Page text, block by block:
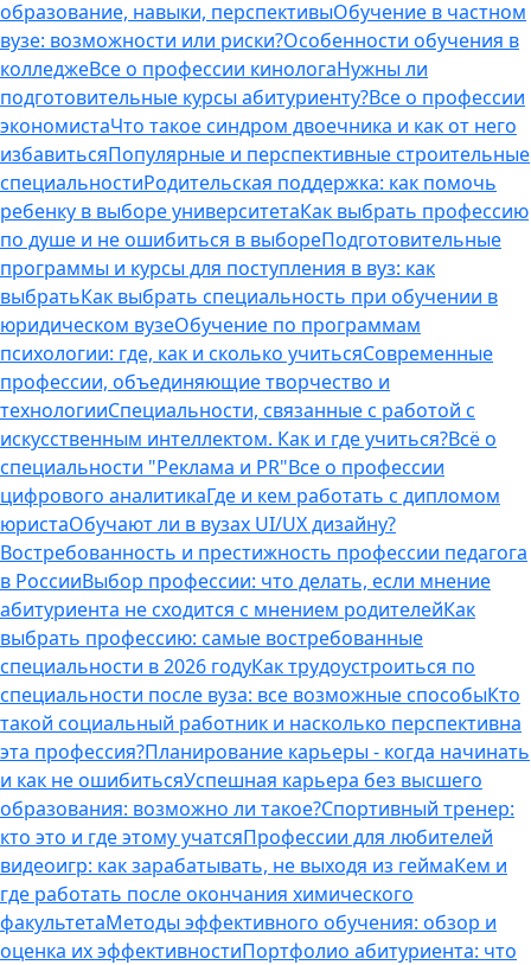
образование, навыки, перспективыОбучение в частном
вузе: возможности или риски?Особенности обучения в
колледжеВсе о профессии кинологаНужны ли
подготовительные курсы абитуриенту?Все о профессии
экономистаЧто такое синдром двоечника и как от него
избавитьсяПопулярные и перспективные строительные
специальностиРодительская поддержка: как помочь
ребенку в выборе университетаКак выбрать профессию
по душе и не ошибиться в выбореПодготовительные
программы и курсы для поступления в вуз: как
выбратьКак выбрать специальность при обучении в
юридическом вузеОбучение по программам
психологии: где, как и сколько учитьсяСовременные
профессии, объединяющие творчество и
технологииСпециальности, связанные с работой с
искусственным интеллектом. Как и где учиться?Всё о
специальности "Реклама и PR"Все о профессии
цифрового аналитикаГде и кем работать с дипломом
юристаОбучают ли в вузах UI/UX дизайну?
Востребованность и престижность профессии педагога
в РоссииВыбор профессии: что делать, если мнение
абитуриента не сходится с мнением родителейКак
выбрать профессию: самые востребованные
специальности в 2026 годуКак трудоустроиться по
специальности после вуза: все возможные способыКто
такой социальный работник и насколько перспективна
эта профессия?Планирование карьеры - когда начинать
и как не ошибитьсяУспешная карьера без высшего
образования: возможно ли такое?Спортивный тренер:
кто это и где этому учатсяПрофессии для любителей
видеоигр: как зарабатывать, не выходя из геймаКем и
где работать после окончания химического
факультетаМетоды эффективного обучения: обзор и
оценка их эффективностиПортфолио абитуриента: что